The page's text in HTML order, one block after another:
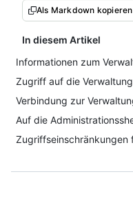
Als Markdown kopieren
In diesem Artikel
Informationen zum
Zugriff auf die
Verbindung zur
Auf die
Zugriffseinschränkungen